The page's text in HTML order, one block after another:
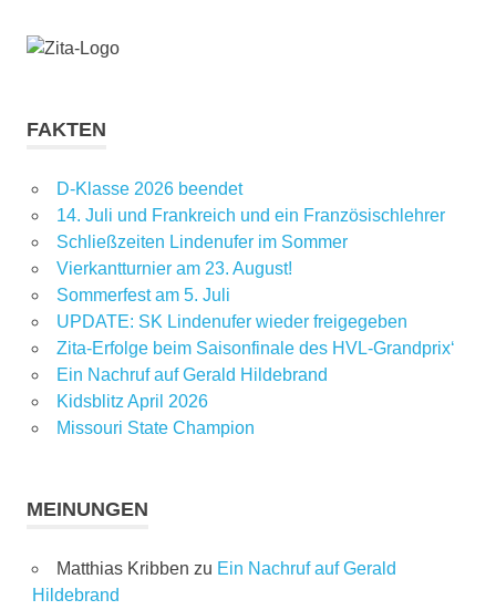
FAKTEN
D-Klasse 2026 beendet
14. Juli und Frankreich und ein Französischlehrer
Schließzeiten Lindenufer im Sommer
Vierkantturnier am 23. August!
Sommerfest am 5. Juli
UPDATE: SK Lindenufer wieder freigegeben
Zita-Erfolge beim Saisonfinale des HVL-Grandprix‘
Ein Nachruf auf Gerald Hildebrand
Kidsblitz April 2026
Missouri State Champion
MEINUNGEN
Matthias Kribben zu Ein Nachruf auf Gerald
Hildebrand